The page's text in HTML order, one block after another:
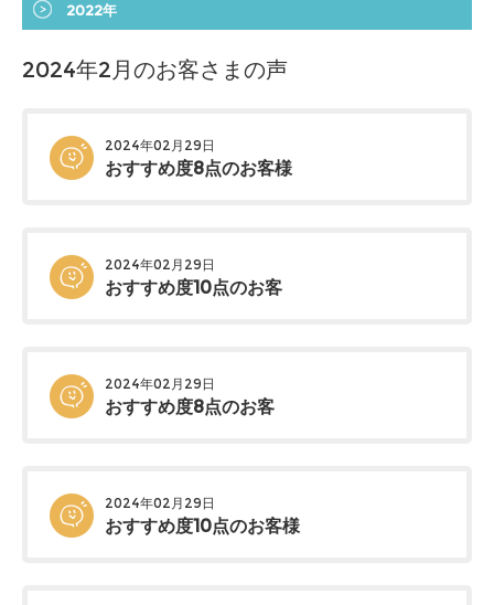
2022年
2024年2月のお客さまの声
2024年02月29日
おすすめ度8点のお客様
2024年02月29日
おすすめ度10点のお客
2024年02月29日
おすすめ度8点のお客
2024年02月29日
おすすめ度10点のお客様